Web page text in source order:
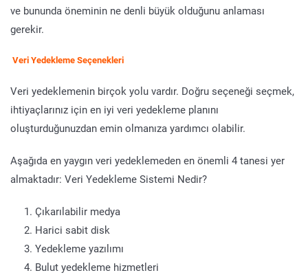
ve bununda öneminin ne denli büyük olduğunu anlaması
gerekir.
Veri Yedekleme Seçenekleri
Veri yedeklemenin birçok yolu vardır. Doğru seçeneği seçmek,
ihtiyaçlarınız için en iyi veri yedekleme planını
oluşturduğunuzdan emin olmanıza yardımcı olabilir.
Aşağıda en yaygın veri yedeklemeden en önemli 4 tanesi yer
almaktadır: Veri Yedekleme Sistemi Nedir?
Çıkarılabilir medya
Harici sabit disk
Yedekleme yazılımı
Bulut yedekleme hizmetleri